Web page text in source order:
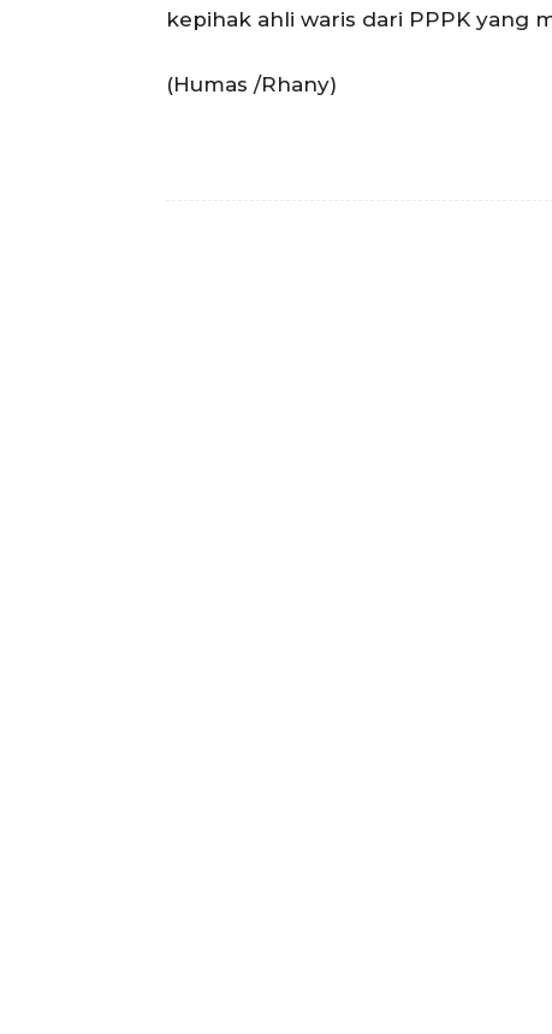
kepihak ahli waris dari PPPK yang
(Humas /Rhany)